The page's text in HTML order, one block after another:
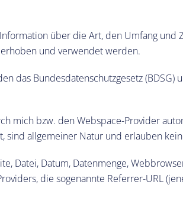
über die Art, den Umfang und
und verwendet werden.
das Bundesdatenschutzgesetz (BDSG)
mich bzw. den Webspace-Provider
sind allgemeiner Natur und erlauben
Datei, Datum, Datenmenge,
die sogenannte Referrer-URL